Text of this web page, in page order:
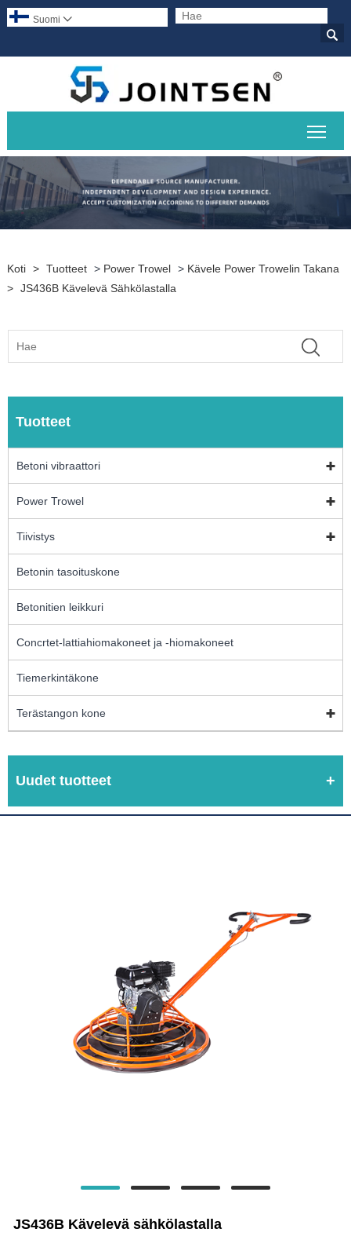

Suomi 
Koti > Tuotteet > Power Trowel > Kävele Power Trowelin Takana
> JS436B Kävelevä Sähkölastalla
Tuotteet
Betoni vibraattori
Power Trowel
Tiivistys
Betonin tasoituskone
Betonitien leikkuri
Concrtet-lattiahiomakoneet ja -hiomakoneet
Tiemerkintäkone
Terästangon kone
Uudet tuotteet
JS436B Kävelevä sähkölastalla